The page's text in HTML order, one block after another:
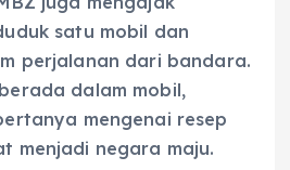
satu mobil dan
perjalanan dari bandara.
dalam mobil,
mengenai resep
menjadi negara maju.